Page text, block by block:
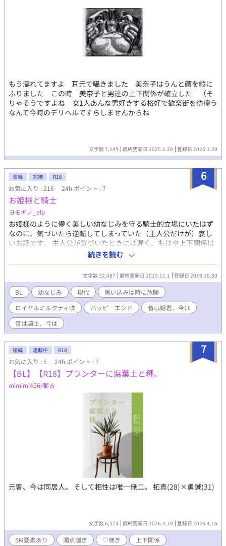
もう濡れてますよ 耳元で囁きました 美奈子はうんと顔を縦に
ふりました この時 美奈子と男達の上下関係が確立した （そ
りゃそうですよね 女1人あんな男好きする格好で歓楽街を彷徨う
なんて今時のデリヘルですらしませんからね
文字数 7,145 最終更新日 2025.1.20 登録日 2025.1.20
6
長編 完結 R18
お気に入り : 216 24h.ポイント : 7
お姫様と騎士
ヨモギノ_alp
お姫様のように儚く美しい幼なじみを守る騎士的立場にいたはず
なのに、気づいたら逆転してしまっていた（主人公だけが）哀し
いお話です。 主人公が気づいたときには遅く、もはや上下関係は
不動なものとなっておりますのでご安心（？）下さい。リバは何
が起ころうともありません。（目をつむり両手を組んで祈る仕
草） 味と香りと糖度は砂糖二つ程入れたロイヤルミルクティー並
み。３話完結。 ムーンライトノベルズにも掲載中。
続きを読む
文字数 32,487 最終更新日 2019.11.1 登録日 2019.10.30
BL 幼なじみ 現代
思い込みは時に危険
ロイヤルミルクティ味
ハッピーエンド
昔は姫君、今は
昔は騎士、今は
7
短編 連載中 R18
お気に入り : 5 24h.ポイント : 7
【BL】【R18】プランターに腐葉土と種。
mimimi456/都古
元客、今は同居人。 そして相性は唯一無二。 拓真(28)×勇誠(31)
文字数 6,574 最終更新日 2026.4.19 登録日 2026.4.16
SM要素あり 濁点喘ぎ ♡喘ぎ 上下関係